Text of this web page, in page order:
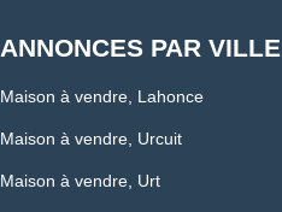
ANNONCES PAR VILLE
Maison à vendre, Lahonce
Maison à vendre, Urcuit
Maison à vendre, Urt